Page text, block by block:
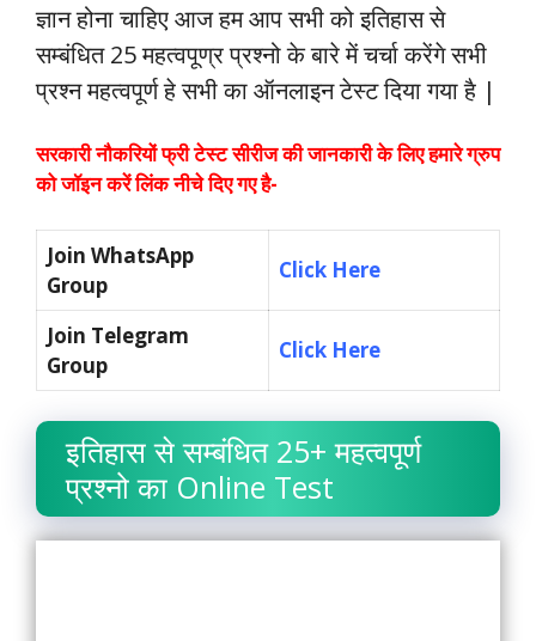
ज्ञान होना चाहिए आज हम आप सभी को इतिहास से
सम्बंधित 25 महत्वपूण्र प्रश्नो के बारे में चर्चा करेंगे सभी
प्रश्न महत्वपूर्ण हे सभी का ऑनलाइन टेस्ट दिया गया है |
सरकारी नौकरियों फ्री टेस्ट सीरीज की जानकारी के लिए हमारे ग्रुप
को जॉइन करें लिंक नीचे दिए गए है-
Join WhatsApp
Group
Click Here
Join Telegram
Group
Click Here
इतिहास से सम्बंधित 25+ महत्वपूर्ण
प्रश्नो का Online Test